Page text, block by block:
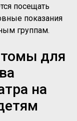
посещать
показания
группам.
для
на